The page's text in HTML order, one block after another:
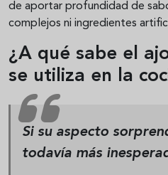
de aportar profundidad de
complejos ni ingredientes
¿A qué sabe el
se utiliza en la
Si su aspecto
todavía más